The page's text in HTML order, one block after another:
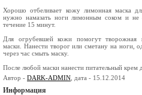
Хорошо отбеливает кожу лимонная маска
нужно намазать ноги лимонным соком и не
течение 15 минут.
Для огрубевшей кожи помогут творожная
маски. Нанести творог или сметану на ноги,
через час смыть маску.
После любой маски нанести питательный крем
Автор - DARK-ADMIN , дата - 15.12.2014
Информация